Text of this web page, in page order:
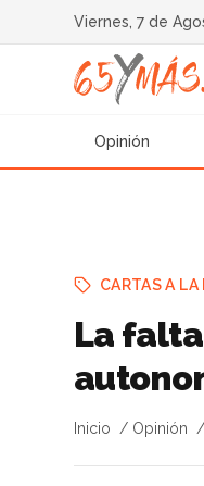
Viernes, 7 de
Opinión
CARTAS A LA
La
Inicio Opinión